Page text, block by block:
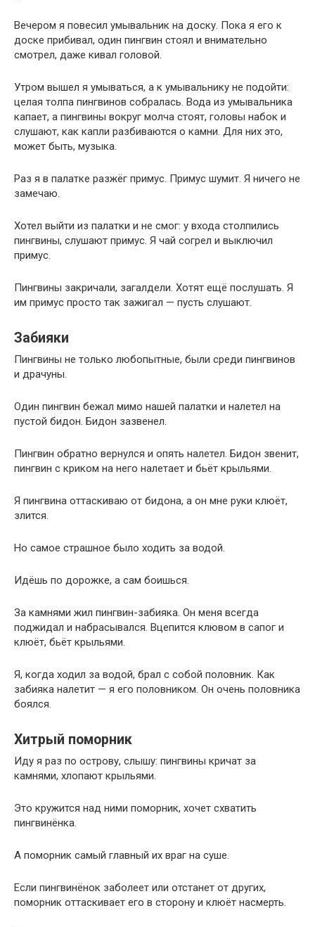
Вечером я повесил умывальник на доску. Пока я его к
доске прибивал, один пингвин стоял и внимательно
смотрел, даже кивал головой.
Утром вышел я умываться, а к умывальнику не подойти:
целая толпа пингвинов собралась. Вода из умывальника
капает, а пингвины вокруг молча стоят, головы набок и
слушают, как капли разбиваются о камни. Для них это,
может быть, музыка.
Раз я в палатке разжёг примус. Примус шумит. Я ничего не
замечаю.
Хотел выйти из палатки и не смог: у входа столпились
пингвины, слушают примус. Я чай согрел и выключил
примус.
Пингвины закричали, загалдели. Хотят ещё послушать. Я
им примус просто так зажигал — пусть слушают.
Забияки
Пингвины не только любопытные, были среди пингвинов
и драчуны.
Один пингвин бежал мимо нашей палатки и налетел на
пустой бидон. Бидон зазвенел.
Пингвин обратно вернулся и опять налетел. Бидон звенит,
пингвин с криком на него налетает и бьёт крыльями.
Я пингвина оттаскиваю от бидона, а он мне руки клюёт,
злится.
Но самое страшное было ходить за водой.
Идёшь по дорожке, а сам боишься.
За камнями жил пингвин-забияка. Он меня всегда
поджидал и набрасывался. Вцепится клювом в сапог и
клюёт, бьёт крыльями.
Я, когда ходил за водой, брал с собой половник. Как
забияка налетит — я его половником. Он очень половника
боялся.
Хитрый поморник
Иду я раз по острову, слышу: пингвины кричат за
камнями, хлопают крыльями.
Это кружится над ними поморник, хочет схватить
пингвинёнка.
А поморник самый главный их враг на суше.
Если пингвинёнок заболеет или отстанет от других,
поморник оттаскивает его в сторону и клюёт насмерть.